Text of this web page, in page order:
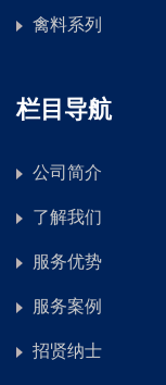
禽料系列
栏目导航
公司简介
了解我们
服务优势
服务案例
招贤纳士